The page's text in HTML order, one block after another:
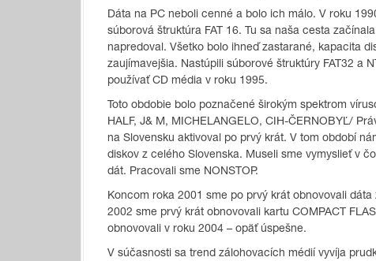
Dáta na PC neboli cenné a bolo ich málo. V roku
súborová štruktúra FAT 16. Tu sa naša cesta
napredoval. Všetko bolo ihneď zastarané, kapacita
zaujímavejšia. Nastúpili súborové štruktúry FAT32 a
používať CD média v roku 1995.
Toto obdobie bolo poznačené širokým spektrom
HALF, J& M, MICHELANGELO, CIH-ČERNOBYĽ/
na Slovensku aktivoval po prvý krát. V tom období
diskov z celého Slovenska. Museli sme vymyslieť v
dát. Pracovali sme NONSTOP.
Koncom roka 2001 sme po prvý krát obnovovali
2002 sme prvý krát obnovovali kartu COMPACT
obnovovali v roku 2004 – opäť úspešne.
V súčasnosti sa trend zálohovacích médií vyvíja